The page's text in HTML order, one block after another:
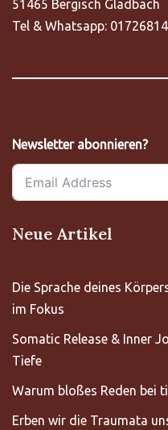
51465 Bergisch Gladbach
Tel & Whatsapp:
Newsletter abonnieren?
Neue Artikel
Die Sprache deines
im Fokus
Somatic Release & Inner
Tiefe
Warum bloßes Reden bei
Erben wir die Traumata